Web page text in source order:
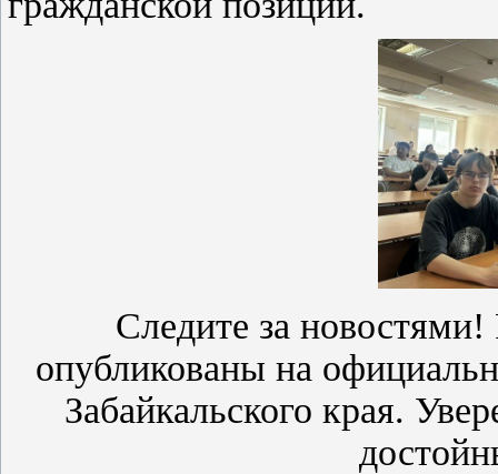
Следите за
опубликованы на
Забайкальского края.